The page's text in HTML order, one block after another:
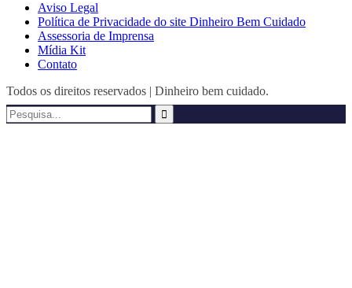
Aviso Legal
Política de Privacidade do site Dinheiro Bem Cuidado
Assessoria de Imprensa
Mídia Kit
Contato
Todos os direitos reservados | Dinheiro bem cuidado.